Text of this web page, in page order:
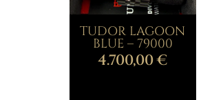
TUDOR LAGOON
BLUE – 79000
4.700,00€